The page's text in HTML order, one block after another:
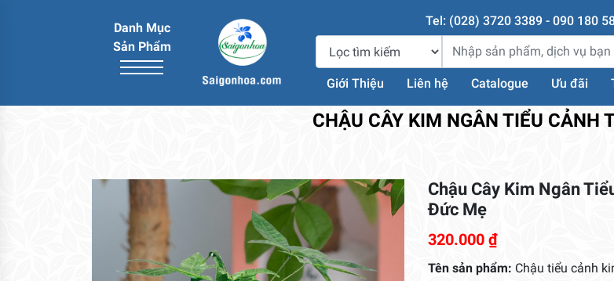
Danh Mục
Sản Phẩm
Tel: (028) 3720 3389 - 090 180
Giới Thiệu Liên hệ Catalogue Ưu đãi
CHẬU CÂY KIM NGÂN TIỂU CẢNH
Chậu Cây Kim Ngân
Đức Mẹ
320.000 ₫
Tên sản phẩm: Chậu tiểu cảnh